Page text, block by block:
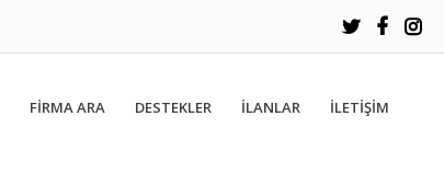
FIRMA ARA DESTEKLER İLANLAR İLETIŞIM